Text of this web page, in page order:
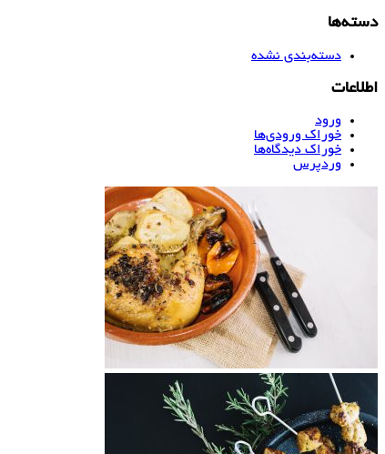
دسته‌ها
دسته‌بندی نشده
اطلاعات
ورود
خوراک ورودی‌ها
خوراک دیدگاه‌ها
وردپرس